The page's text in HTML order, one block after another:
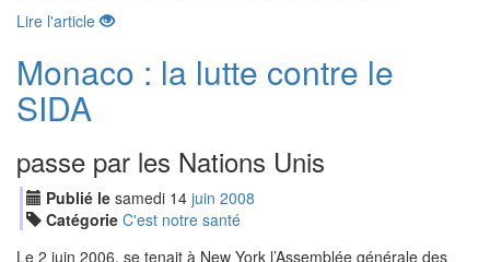
Lire l'article
Monaco : la lutte contre le
SIDA
passe par les Nations Unis
Publié le samedi 14 juin 2008
Catégorie C'est notre santé
Le 2 juin 2006, se tenait à New York l’Assemblée générale des